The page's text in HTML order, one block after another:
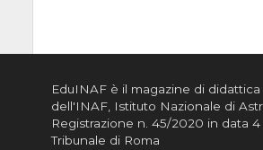
EduINAF è il magazine di
dell'INAF, Istituto Nazionale di
Registrazione n. 45/2020 in data
Tribunale di Roma